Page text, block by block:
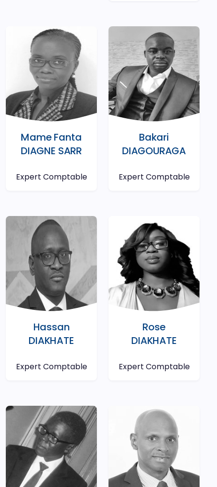
Mame Fanta
DIAGNE SARR
Expert Comptable
Bakari
DIAGOURAGA
Expert Comptable
Hassan
DIAKHATE
Expert Comptable
Rose
DIAKHATE
Expert Comptable